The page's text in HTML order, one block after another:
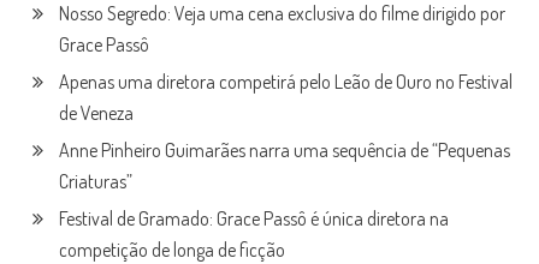
Nosso Segredo: Veja uma cena exclusiva do filme dirigido por
Grace Passô
Apenas uma diretora competirá pelo Leão de Ouro no Festival
de Veneza
Anne Pinheiro Guimarães narra uma sequência de “Pequenas
Criaturas”
Festival de Gramado: Grace Passô é única diretora na
competição de longa de ficção